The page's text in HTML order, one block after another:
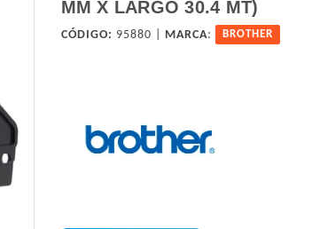
MM X LARGO 30.4 MT)
CÓDIGO: 95880 | MARCA: BROTHER